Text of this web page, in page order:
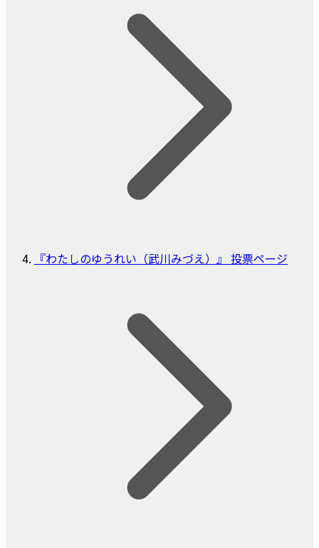
『わたしのゆうれい（武川みづえ）』 投票ページ